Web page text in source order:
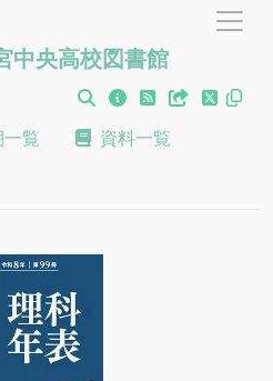
中央高校図書館
覧
資料一覧